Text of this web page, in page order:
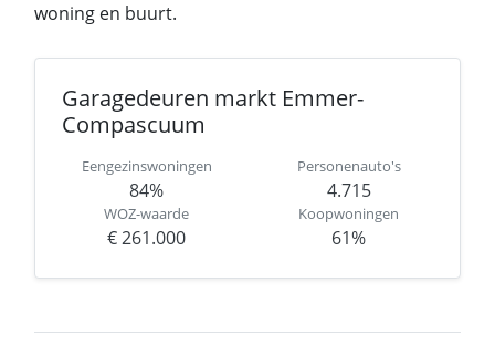
woning en buurt.
Garagedeuren markt Emmer-
Compascuum
Eengezinswoningen
84%
Personenauto's
4.715
WOZ-waarde
€ 261.000
Koopwoningen
61%